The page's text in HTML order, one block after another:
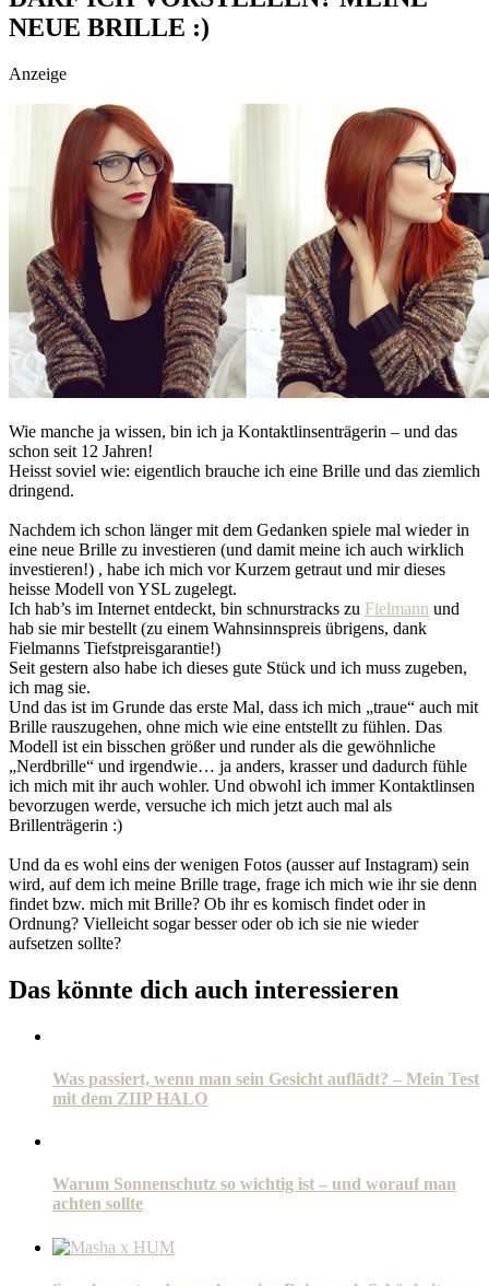
social topics
NEUE BRILLE :)
Anzeige
Wie manche ja wissen, bin ich ja Kontaktlinsenträgerin – und das
schon seit 12 Jahren!
Heisst soviel wie: eigentlich brauche ich eine Brille und das ziemlich
dringend.
Nachdem ich schon länger mit dem Gedanken spiele mal wieder in
eine neue Brille zu investieren (und damit meine ich auch wirklich
investieren!) , habe ich mich vor Kurzem getraut und mir dieses
heisse Modell von YSL zugelegt.
Ich hab’s im Internet entdeckt, bin schnurstracks zu Fielmann und
hab sie mir bestellt (zu einem Wahnsinnspreis übrigens, dank
Fielmanns Tiefstpreisgarantie!)
Seit gestern also habe ich dieses gute Stück und ich muss zugeben,
ich mag sie.
Und das ist im Grunde das erste Mal, dass ich mich „traue“ auch mit
Brille rauszugehen, ohne mich wie eine entstellt zu fühlen. Das
Modell ist ein bisschen größer und runder als die gewöhnliche
„Nerdbrille“ und irgendwie… ja anders, krasser und dadurch fühle
ich mich mit ihr auch wohler. Und obwohl ich immer Kontaktlinsen
bevorzugen werde, versuche ich mich jetzt auch mal als
Brillenträgerin :)
Und da es wohl eins der wenigen Fotos (ausser auf Instagram) sein
wird, auf dem ich meine Brille trage, frage ich mich wie ihr sie denn
findet bzw. mich mit Brille? Ob ihr es komisch findet oder in
Ordnung? Vielleicht sogar besser oder ob ich sie nie wieder
aufsetzen sollte?
Das könnte dich auch interessieren
Was passiert, wenn man sein Gesicht auflädt? – Mein Test
mit dem ZIIP HALO
Warum Sonnenschutz so wichtig ist – und worauf man
achten sollte